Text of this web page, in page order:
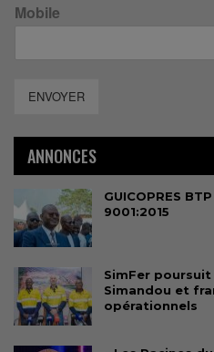
Mobile
ENVOYER
ANNONCES
GUICOPRES
9001:2015
SimFer
Simandou et
opérationnels